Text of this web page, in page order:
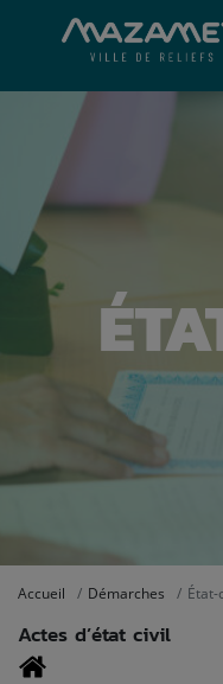
Accueil Démarches État-
Actes d’état civil